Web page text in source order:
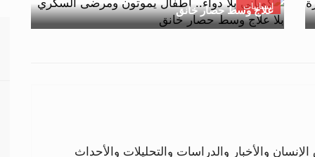
إنسانيات
علاج وسط حصار خانق
والأخبار والدراسات والتحليلات والأحداث